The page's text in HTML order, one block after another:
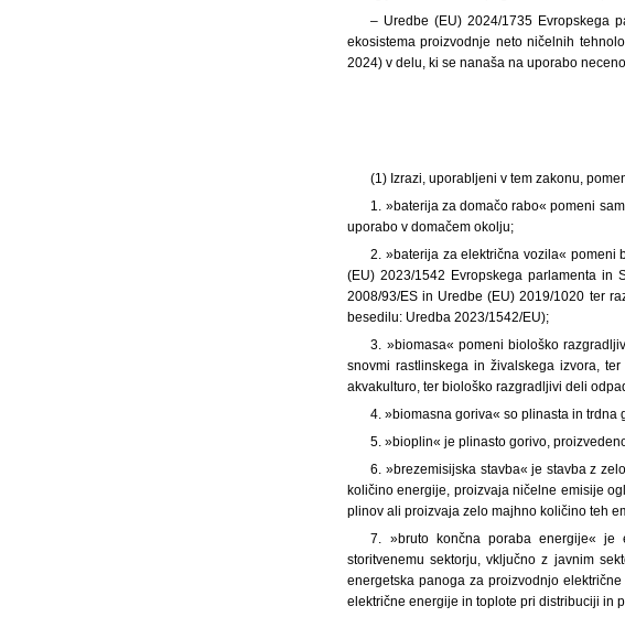
– Uredbe (EU) 2024/1735 Evropskega
ekosistema proizvodnje neto ničelnih
2024) v delu, ki se nanaša na uporabo
(1) Izrazi, uporabljeni v tem zakonu,
1. »baterija za domačo rabo« pomeni
uporabo v domačem okolju;
2. »baterija za električna vozila« pomeni
(EU) 2023/1542 Evropskega parlamenta
2008/93/ES in Uredbe (EU) 2019/1020 ter
besedilu: Uredba 2023/1542/EU);
3. »biomasa« pomeni biološko
snovmi rastlinskega in živalskega izvora,
akvakulturo, ter biološko razgradljivi deli
4. »biomasna goriva« so plinasta in trdna
5. »bioplin« je plinasto gorivo,
6. »brezemisijska stavba« je stavba z
količino energije, proizvaja ničelne emisije
plinov ali proizvaja zelo majhno količino teh
7. »bruto končna poraba energije« je
storitvenemu sektorju, vključno z javnim
energetska panoga za proizvodnjo
električne energije in toplote pri distribuciji in